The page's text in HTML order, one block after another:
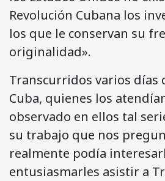
Revolución Cubana los
los que le conservan su
originalidad».
Transcurridos varios días
Cuba, quienes los
observado en ellos tal
su trabajo que nos
realmente podía
entusiasmarles asistir a